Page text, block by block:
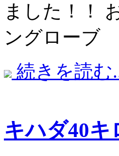
ました！！
ングローブ
続きを読む
キハダ40キ